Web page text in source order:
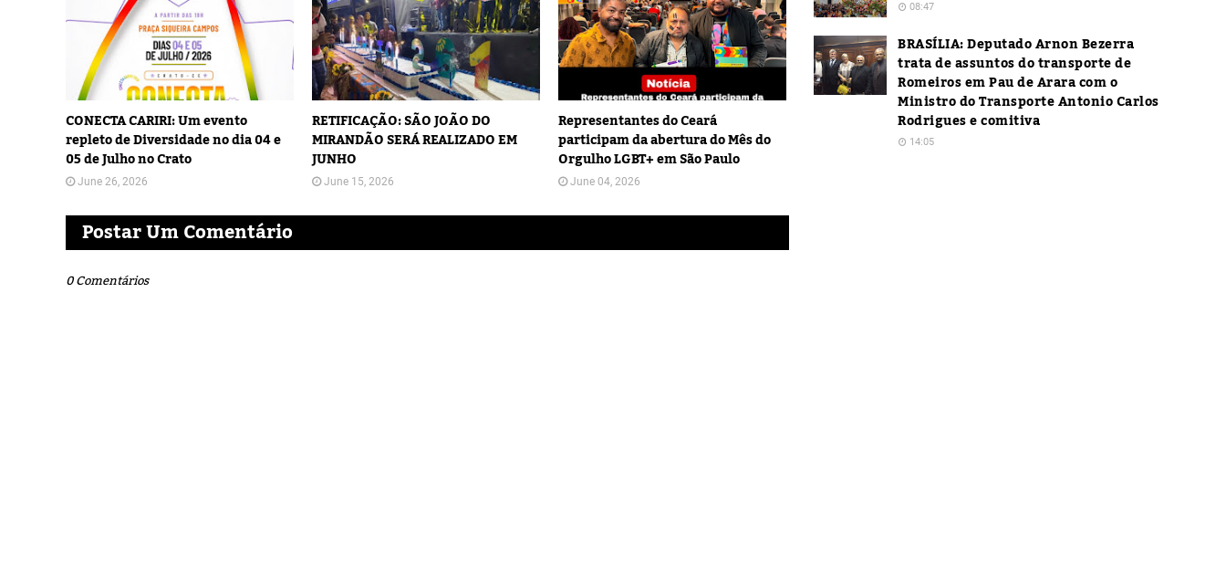
CONECTA CARIRI: Um evento
repleto de Diversidade no dia 04 e
05 de Julho no Crato
June 26, 2026
RETIFICAÇÃO: SÃO JOÃO DO
MIRANDÃO SERÁ REALIZADO EM
JUNHO
June 15, 2026
Representantes do Ceará
participam da abertura do Mês do
Orgulho LGBT+ em São Paulo
June 04, 2026
Postar Um Comentário
0 Comentários
08:47
BRASÍLIA: Deputado Arnon Bezerra
trata de assuntos do transporte de
Romeiros em Pau de Arara com o
Ministro do Transporte Antonio Carlos
Rodrigues e comitiva
14:05